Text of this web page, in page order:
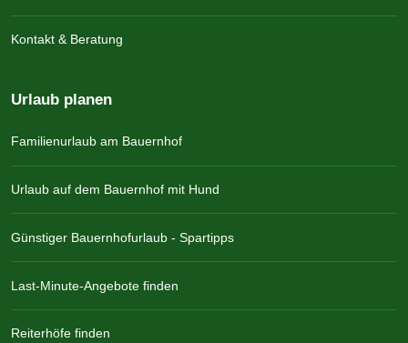
Kontakt & Beratung
Urlaub planen
Familienurlaub am Bauernhof
Urlaub auf dem Bauernhof mit Hund
Günstiger Bauernhofurlaub - Spartipps
Last-Minute-Angebote finden
Reiterhöfe finden